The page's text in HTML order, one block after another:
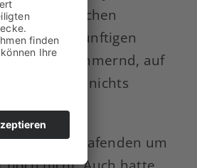
sommerlichen
zukünftigen
fest schlummernd, auf
und Leuten nichts
Schlafenden um